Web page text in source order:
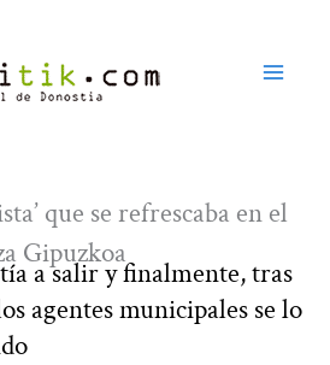
que se refrescaba en el
Gipuzkoa
a salir y finalmente, tras
agentes municipales se lo